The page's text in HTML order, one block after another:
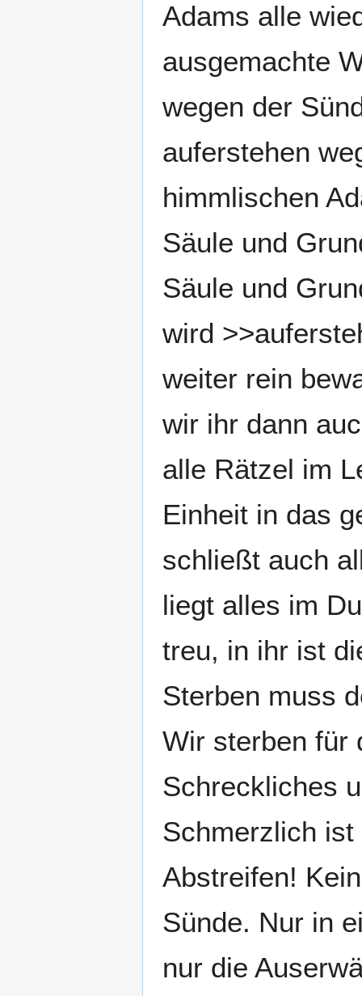
Adams alle
ausgemachte
wegen der
auferstehen
himmlischen
Säule und
Säule und
wird
weiter rein
wir ihr dann
alle Rätzel im
Einheit in das
schließt auch
liegt alles im
treu, in ihr ist
Sterben muss
Wir sterben für
Schreckliches
Schmerzlich
Abstreifen!
Sünde. Nur in
nur die